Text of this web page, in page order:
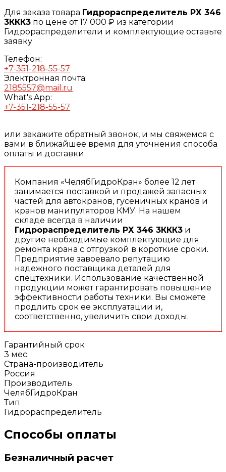
Для заказа товара Гидрораспределитель РХ 346
3ККК3 по цене от 17 000 ₽ из категории
Гидрораспределители и комплектующие оставьте
заявку
Телефон:
+7-351-218-55-57
Электронная почта:
2185557@mail.ru
What's App:
+7-351-218-55-57
или закажите обратный звонок, и мы свяжемся с
вами в ближайшее время для уточнения способа
оплаты и доставки.
Компания «ЧелябГидроКран» более 12 лет
занимается поставкой и продажей запасных
частей для автокранов, гусеничных кранов и
кранов манипуляторов КМУ. На нашем
складе всегда в наличии
Гидрораспределитель РХ 346 3ККК3 и
другие необходимые комплектующие для
ремонта крана с отгрузкой в короткие сроки.
Предприятие завоевало репутацию
надежного поставщика деталей для
спецтехники. Использование качественной
продукции может гарантировать повышение
эффективности работы техники. Вы сможете
продлить срок ее эксплуатации и,
соответственно, увеличить свои доходы.
Гарантийный срок
3 мес
Страна-производитель
Россия
Производитель
ЧелябГидроКран
Тип
Гидрораспределитель
Способы оплаты
Безналичный расчет